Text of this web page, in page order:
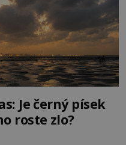
Je černý písek
roste zlo?